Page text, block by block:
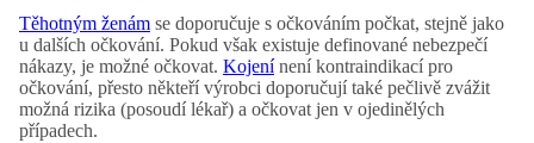
Těhotným ženám se doporučuje s očkováním počkat, stejně jako
u dalších očkování. Pokud však existuje definované nebezpečí
nákazy, je možné očkovat. Kojenínení kontraindikací pro
očkování, přesto někteří výrobci doporučují také pečlivě zvážit
možná rizika (posoudí lékař) a očkovat jen v ojedinělých
případech.